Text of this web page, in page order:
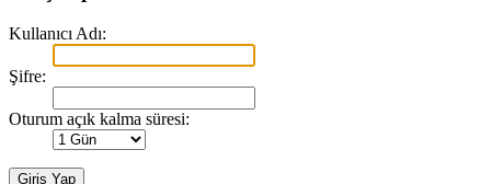
Kullanıcı Adı:
Şifre:
Oturum açık kalma süresi: